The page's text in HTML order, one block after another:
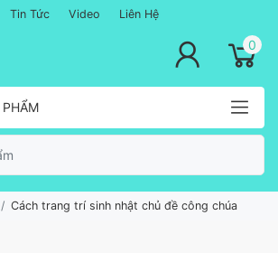
Tin Tức Video Liên Hệ
0
Cách trang trí sinh nhật chủ đề công chúa